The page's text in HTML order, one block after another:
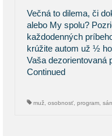
Večná to dilema, či
alebo My spolu?
každodenných
krúžite autom už ½
Vaša
Continued
muž osobnosť program